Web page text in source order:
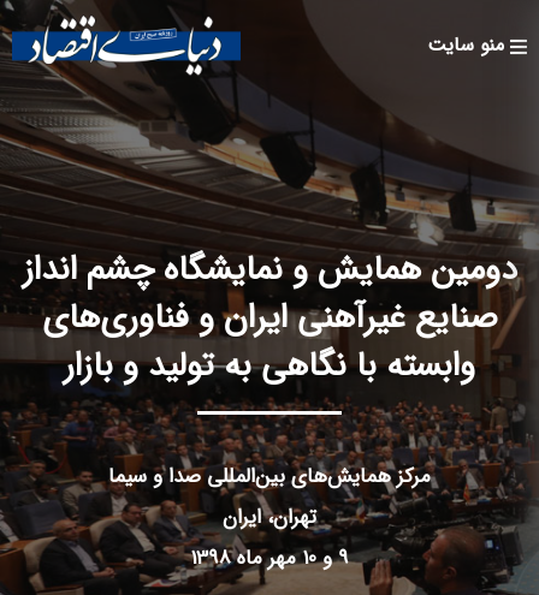
Skip to
main
content
منو سایت
دومین همایش و نمایشگاه چشم انداز
صنایع غیرآهنی ایران و فناوری‌های
وابسته با نگاهی به تولید و بازار
مرکز همایش‌های بین‌المللی صدا و سیما
تهران، ایران
9 و 10 مهر ماه 1398